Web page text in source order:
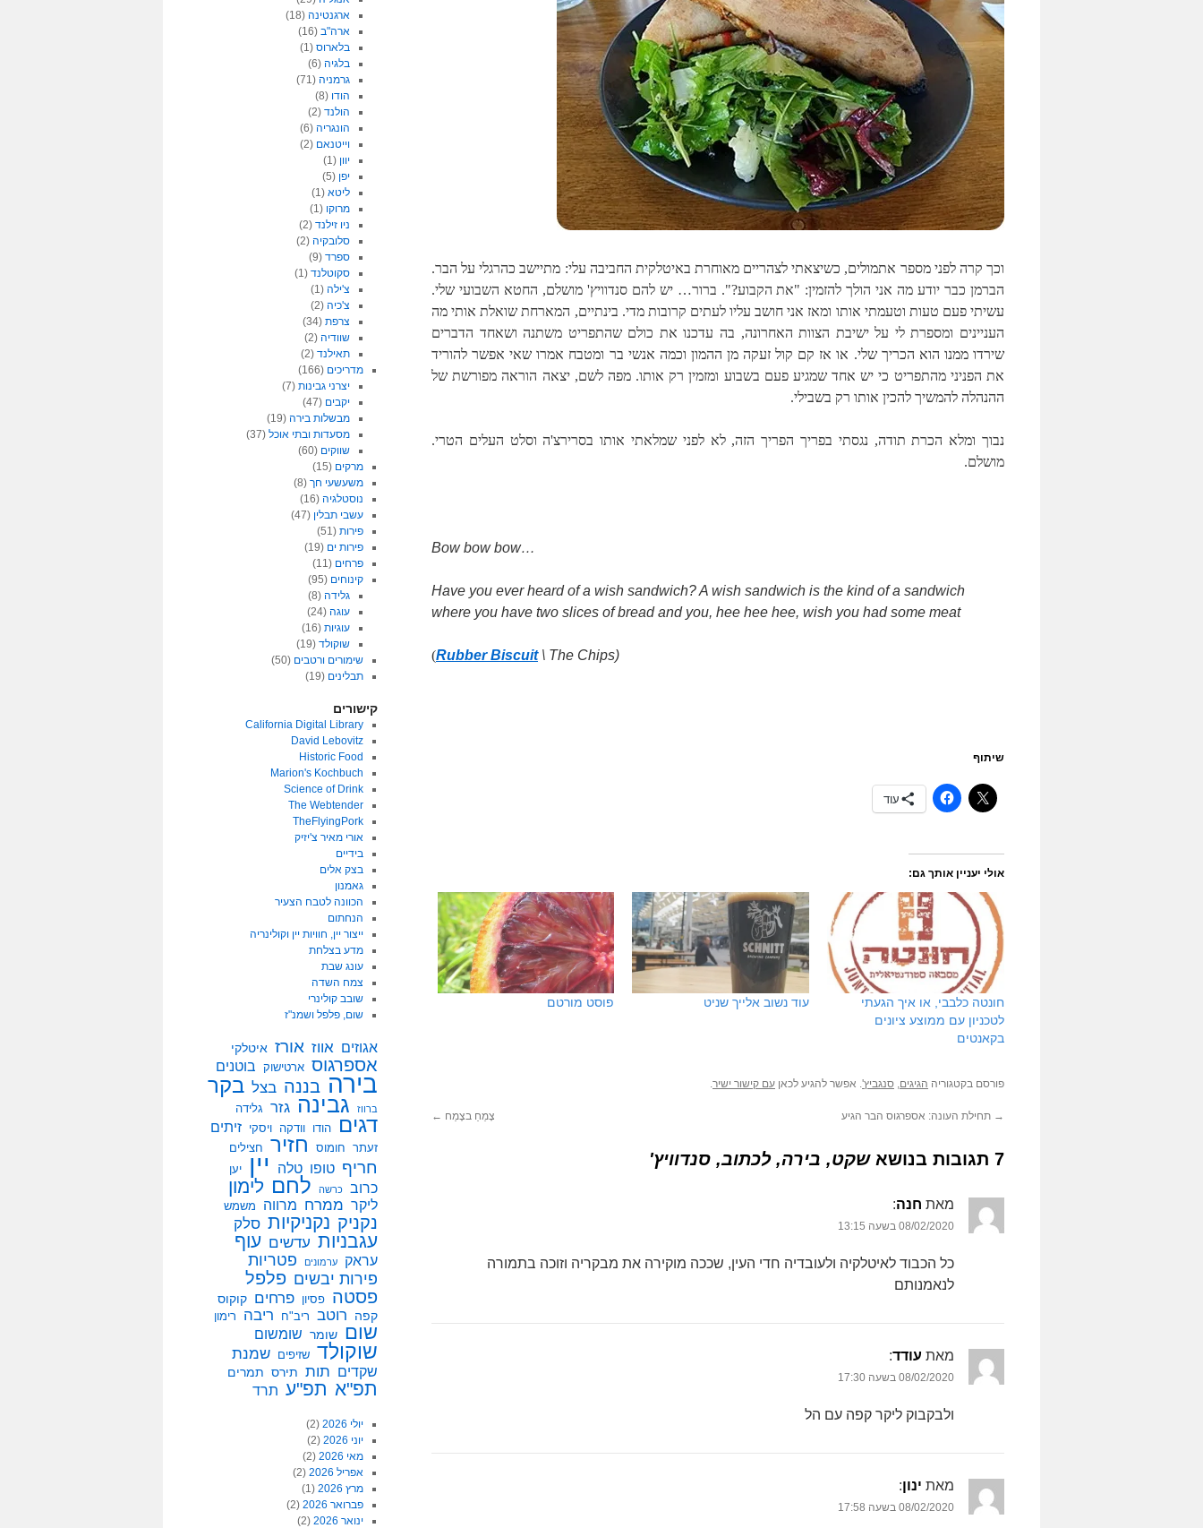
וכך קרה לפני מספר אתמולים, כשיצאתי לצהריים מאוחרת באיטלקית החביבה עלי: מתיישב כהרגלי על הבר.
הברמן כבר יודע מה אני הולך להזמין: "את הקבוע?". ברור… יש להם סנדוויץ' מושלם, החטא השבועי שלי.
עשיתי פעם טעות וטעמתי אותו ומאז אני חושב עליו לעתים קרובות מדי. בינתיים, המארחת שואלת אותי מה
העניינים ומספרת לי על ישיבת הצוות האחרונה, בה עדכנו את כולם שהתפריט משתנה ושאחד הדברים
שירדו ממנו הוא הכריך שלי. או אז קם קול זעקה מן ההמון וכמה אנשי בר ומטבח אמרו שאי אפשר להוריד
את הפניני מהתפריט כי יש אחד שמגיע פעם בשבוע ומזמין רק אותו. מפה לשם, יצאה הוראה מפורשת של
ההנהלה להמשיך להכין אותו רק בשבילי.
נבוך ומלא הכרת תודה, נגסתי בפריך הפריך הזה, לא לפני שמלאתי אותו בסרירצ'ה וסלט העלים הטרי.
מושלם.
…Bow bow bow
Have you ever heard of a wish sandwich? A wish sandwich is the kind of a sandwich
where you have two slices of bread and you, hee hee hee, wish you had some meat
(
Rubber Biscuit\ The Chips
)
שיתוף
עוד
אולי יעניין אותך גם:
חונטה כלבבי, או איך הגעתי
לטכניון עם ממוצע ציונים
בקאנטים
עוד נשוב אלייך שניט פוסט מורטם
פורסם בקטגוריה הגיגים, סנגביץ'. אפשר להגיע לכאן עם קישור ישיר.
→ תחילת העונה: אספרגוס הבר הגיע צָמֵחַ בצֶמַח ←
7 תגובות בנושא שקט, בירה, לכתוב, סנדוויץ'
מאת חנה‏:
08/02/2020 בשעה 13:15
כל הכבוד לאיטלקיה ולעובדיה חדי העין, שככה מוקירה את מבקריה וזוכה בתמורה
לנאמנותם
מאת עודד‏:
08/02/2020 בשעה 17:30
ולבקבוק ליקר קפה עם הל
מאת ינון‏:
08/02/2020 בשעה 17:58
ארגנטינה (18)
ארה"ב (16)
בלארוס (1)
בלגיה (6)
גרמניה (71)
הודו (8)
הולנד (2)
הונגריה (6)
וייטנאם (2)
יוון (1)
יפן (5)
ליטא (1)
מרוקו (1)
ניו זילנד (2)
סלובקיה (2)
ספרד (9)
סקוטלנד (1)
צ'ילה (1)
צ'כיה (2)
צרפת (34)
שוודיה (2)
תאילנד (2)
מדריכים (166)
יצרני גבינות (7)
יקבים (47)
מבשלות בירה (19)
מסעדות ובתי אוכל (37)
שווקים (60)
מרקים (15)
משעשעי חך(8)
נוסטלגיה(16)
עשבי תבלין (47)
פירות(51)
פירות ים (19)
פרחים (11)
קינוחים (95)
גלידה (8)
עוגה (24)
עוגיות (16)
שוקולד (19)
שימורים ורטבים (50)
תבלינים (19)
קישורים
California Digital Library
David Lebovitz
Historic Food
Marion's Kochbuch
Science of Drink
The Webtender
TheFlyingPork
אורי מאיר צ'יזיק
בידיים
בצק אלים
גאמנון
הכוונה לטבח הצעיר
הנחתום
ייצור יין, חוויות יין וקולינריה
מדע בצלחת
עונג שבת
צמח השדה
שובב קולינרי
שום, פלפל ושמנ"ז
אגוזים אווז אורז איטלקי
אספרגוס ארטישוק בוטנים
בירה בננה בצל בקר
ברווז גבינה גזר גלידה
דגים הודו וודקה ויסקי זיתים
זעתר חומוס חזיר חצילים
חריף טופו טלה יין יען
כרוב כרשה לחם לימון
ליקר ממרח מרווה משמש
נקניק נקניקיות סלק
עגבניות עדשים עוף
עראק ערמונים
פטריות
פירות יבשים פלפל
פסטה פסיון פרחים קוקוס
קפה
רוטב ריב"ח ריבה רימון
שום שומר שומשום
שוקולד שזיפים שמנת
שקדים תות תירס תמרים
תפ"א תפ"ע תרד
יולי 2026
(2)
יוני 2026
(2)
מאי 2026
(2)
אפריל 2026
(2)
מרץ 2026
(1)
פברואר 2026
(2)
ינואר 2026
(2)